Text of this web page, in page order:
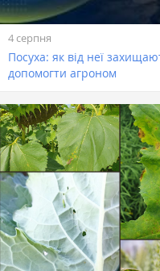
4 серпня
Посуха: як від неї
допомогти агроном